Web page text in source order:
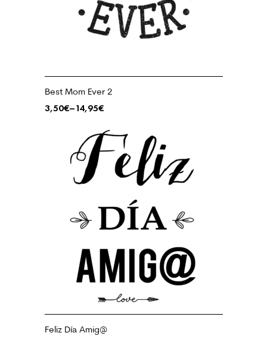
Best Mom Ever 2
3,50€–14,95€
Feliz Día Amig@